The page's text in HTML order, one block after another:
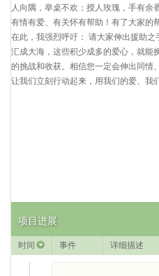
人向隅，举桌不欢；授人玫瑰，手有
有情有爱、有关怀有帮助！有了大家的
在此，我强烈呼吁： 请大家伸出援助
汇成大海，这些积少成多的爱心，就能
的挑战和收获。相信您一定会伸出同情
让我们立刻行动起来，用我们的爱、我
项目进展
时间 事件 详细描述